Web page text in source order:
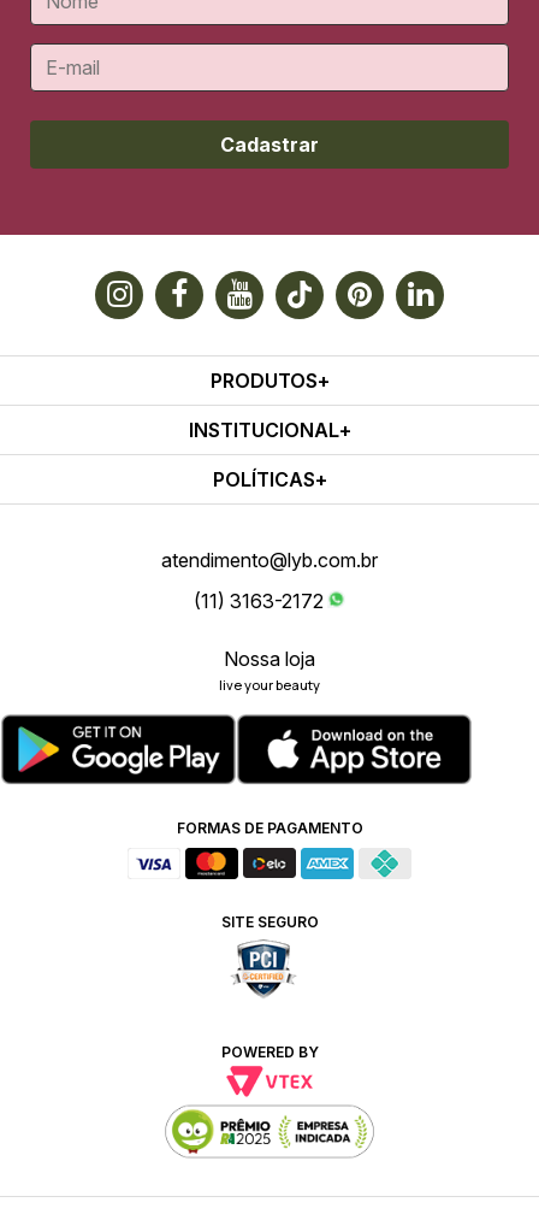
Cadastrar
PRODUTOS
INSTITUCIONAL
POLÍTICAS
atendimento@lyb.com.br
(11) 3163-2172
Nossa loja
live your beauty
FORMAS DE PAGAMENTO
SITE SEGURO
POWERED BY